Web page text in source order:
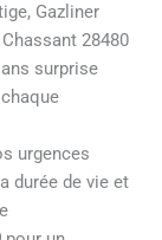
Gazliner
28480
surprise
urgences
durée de vie et